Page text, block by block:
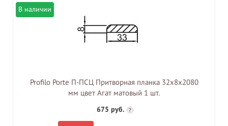
В наличии
Profilo Porte П-ПСЦ Притворная планка 32х8х2080
мм цвет Агат матовый 1 шт.
675 руб. ?